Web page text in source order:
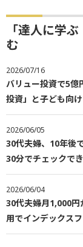
「達人に学
む
2026/07/16
バリュー投資で5億
投資」と子ども向
2026/06/05
30代夫婦、10年後
30分でチェックで
2026/06/04
30代夫婦月1,000
用でインデックス